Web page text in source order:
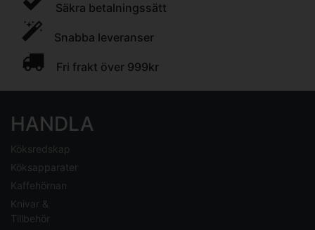
Säkra betalningssätt
Snabba leveranser
Fri frakt över 999kr
HANDLA
Köksredskap
Köksapparater
Kaffehörnan
Knivar &
Tillbehör